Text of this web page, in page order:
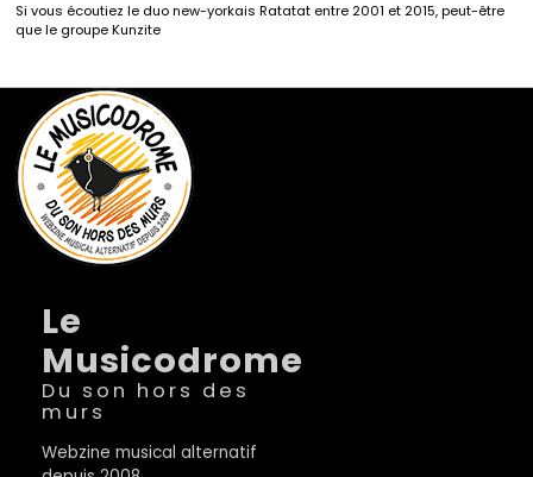
Si vous écoutiez le duo new-yorkais Ratatat entre 2001 et 2015, peut-être
que le groupe Kunzite
Le
Musicodrome
Du son hors des
murs
Webzine musical alternatif